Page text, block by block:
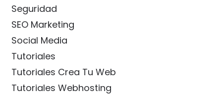
Seguridad
SEO Marketing
Social Media
Tutoriales
Tutoriales Crea Tu Web
Tutoriales Webhosting